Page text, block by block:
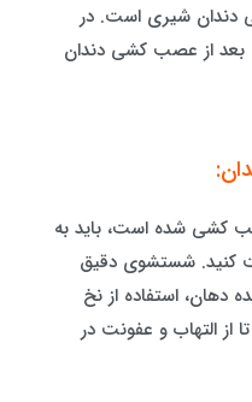
شیری است. در
بعد از عصب کشی دندان
کشی شده است، باید به
کنید. شستشوی دقیق
دهان، استفاده از نخ
از التهاب و عفونت در